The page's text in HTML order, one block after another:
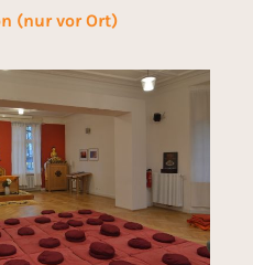
(nur vor Ort)